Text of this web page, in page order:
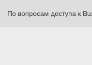
По вопросам доступа к